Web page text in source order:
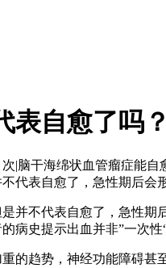
表自愈了吗？
次|脑干海绵状血管瘤症能自
代表自愈了，急性期后
不代表自愈了，急性期
病史提示出血并非”一次性
趋势，神经功能障碍甚